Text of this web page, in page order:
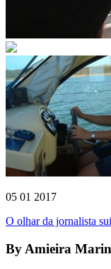
05 01 2017
O olhar da jornalista
By Amieira